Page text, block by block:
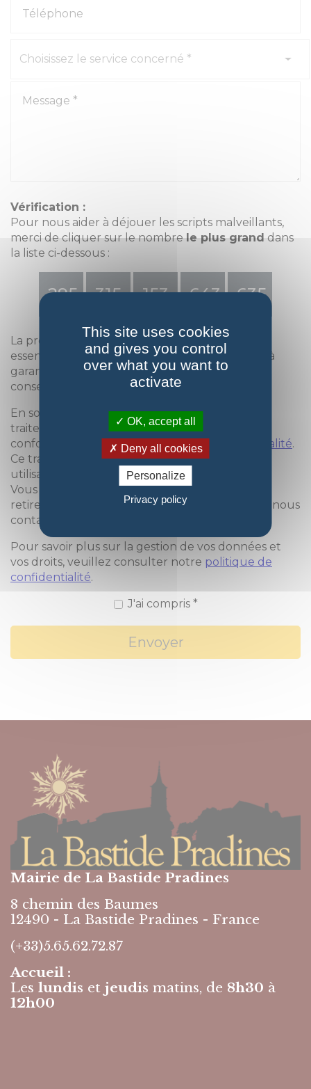
Choisissez le service concerné *
Vérification :
Pour nous aider à déjouer les scripts malveillants,
merci de cliquer sur le nombrele plus grand dans
la liste ci-dessous :
295 315 153 643 635
La protection et le stockage des données sont
essentiels pour nous et nous nous engageons à
garantir que vos données personnelles soient
conservées en toute sécurité.
En soumettant ce formulaire, vous acceptez le
traitement de vos données personnelles
conformément à notrepolitique de confidentialité.
Ce traitement de données peut inclure leur
utilisation pour répondre à votre demande.
Vous avez le droit d'accéder, de modifier ou de
retirer votre consentement à tout moment en nous
contactant.
Pour savoir plus sur la gestion de vos données et
vos droits, veuillez consulter notre politique de
confidentialité.
J'ai compris *
Envoyer
Mairie de La Bastide Pradines
8 chemin des Baumes
12490 - La Bastide Pradines - France
(+33)5.65.62.72.87
Accueil :
Les lundis et jeudis matins, de 8h30 à
12h00
This site uses cookies
and gives you control
over what you want to
activate
OK, accept all
Deny all cookies
Personalize
Privacy policy